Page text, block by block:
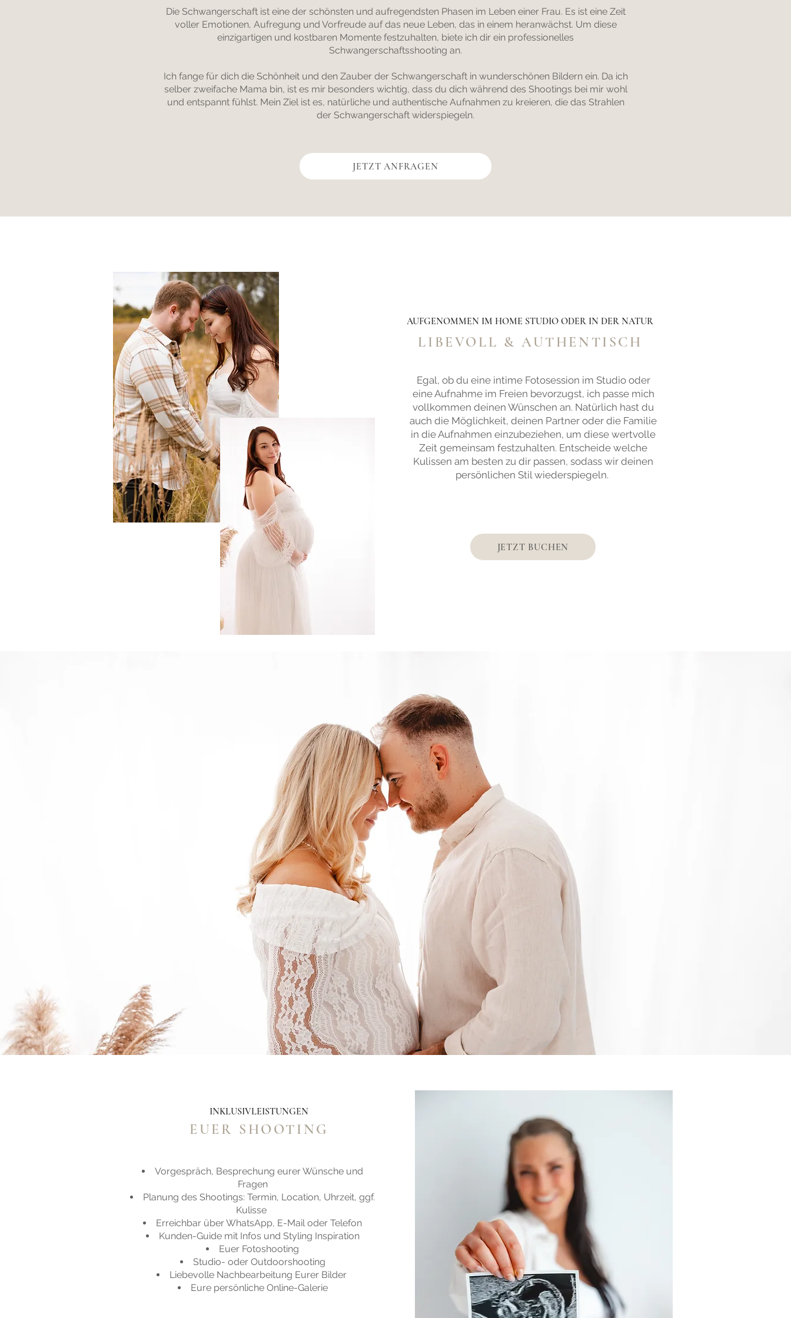
Die Schwangerschaft ist eine der schönsten und aufregendsten Phasen im Leben einer Frau. Es ist eine Zeit
voller Emotionen, Aufregung und Vorfreude auf das neue Leben, das in einem heranwächst. Um diese
einzigartigen und kostbaren Momente festzuhalten, biete ich dir ein professionelles
Schwangerschaftsshooting an.
Ich fange für dich die Schönheit und den Zauber der Schwangerschaft in wunderschönen Bildern ein. Da ich
selber zweifache Mama bin, ist es mir besonders wichtig, dass du dich während des Shootings bei mir wohl
und entspannt fühlst. Mein Ziel ist es, natürliche und authentische Aufnahmen zu kreieren, die das Strahlen
der Schwangerschaft widerspiegeln.
JETZT ANFRAGEN
AUFGENOMMEN IM HOME STUDIO ODER IN DER NATUR
LIBEVOLL & AUTHENTISCH
Egal, ob du eine intime Fotosession im Studio oder
eine Aufnahme im Freien bevorzugst, ich passe mich
vollkommen deinen Wünschen an. Natürlich hast du
auch die Möglichkeit, deinen Partner oder die Familie
in die Aufnahmen einzubeziehen, um diese wertvolle
Zeit gemeinsam festzuhalten. Entscheide welche
Kulissen am besten zu dir passen, sodass wir deinen
persönlichen Stil wiederspiegeln.
JETZT BUCHEN
INKLUSIVLEISTUNGEN
EUER SHOOTING
Vorgespräch, Besprechung eurer Wünsche und
Fragen
Planung des Shootings: Termin, Location, Uhrzeit, ggf.
Kulisse
Erreichbar über WhatsApp, E-Mail oder Telefon
Kunden-Guide mit Infos und Styling Inspiration
Euer Fotoshooting
Studio- oder Outdoorshooting
Liebevolle Nachbearbeitung Eurer Bilder
Eure persönliche Online-Galerie